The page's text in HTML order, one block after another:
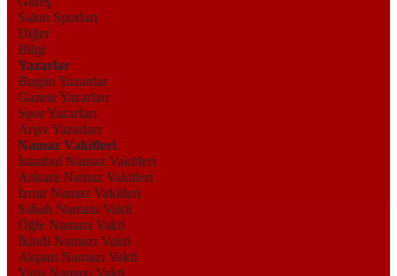
Salon Sporları
Diğer
Bilgi
Yazarlar
Bugün Yazanlar
Gazete Yazarları
Spor Yazarları
Arşiv Yazarları
Namaz Vakitleri
İstanbul Namaz Vakitleri
Ankara Namaz Vakitleri
İzmir Namaz Vakitleri
Sabah Namazı Vakti
Öğle Namazı Vakti
İkindi Namazı Vakti
Akşam Namazı Vakti
Yatsı Namazı Vakti